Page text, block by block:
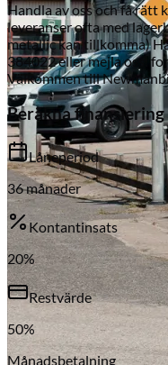
Serviceverkstad
Handla av oss och få rätt
leveranser ofta med
metallic kan tillkomma)
384022 eller mejla oss:
Välkommen till
Beräkna finansiering
Låneperiod
36månader
Kontantinsats
20%
Restvärde
50%
Månadsbetalning